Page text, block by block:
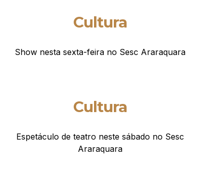
Cultura
Show nesta sexta-feira no Sesc Araraquara
Cultura
Espetáculo de teatro neste sábado no Sesc
Araraquara